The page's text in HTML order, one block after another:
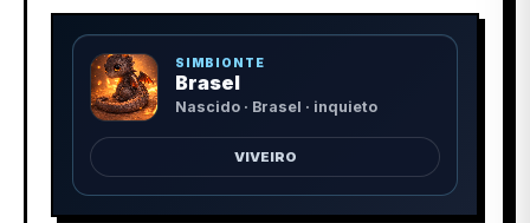
SIMBIONTE
Brasel
Nascido · Brasel · inquieto
VIVEIRO